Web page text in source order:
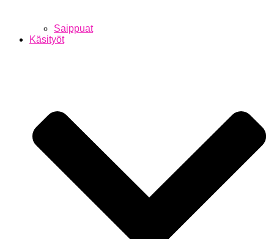
Saippuat
Käsityöt